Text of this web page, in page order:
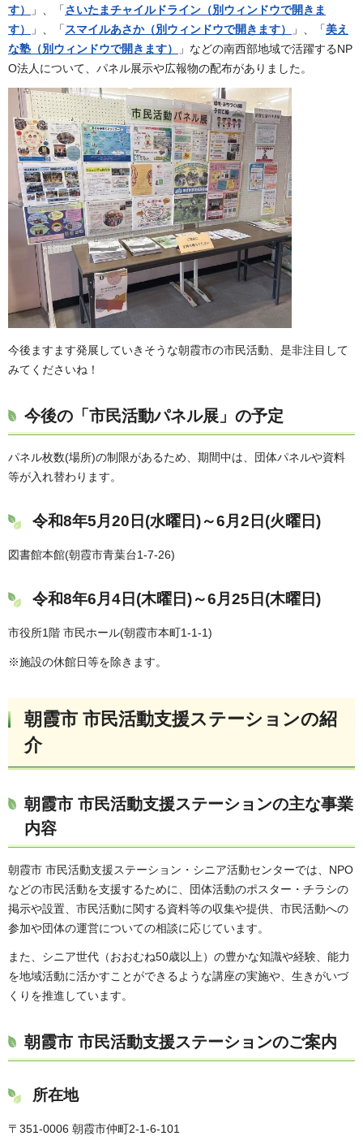
す）
」、「さいたまチャイルドライン（別ウィンドウで開きま
す）
」、「スマイルあさか（別ウィンドウで開きます） 」、「美え
な塾（別ウィンドウで開きます）
」などの南西部地域で活躍するNP
O法人について、パネル展示や広報物の配布がありました。
今後ますます発展していきそうな朝霞市の市民活動、是非注目して
みてくださいね！
今後の「市民活動パネル展」の予定
パネル枚数(場所)の制限があるため、期間中は、団体パネルや資料
等が入れ替わります。
令和8年5月20日(水曜日)～6月2日(火曜日)
図書館本館(朝霞市青葉台1-7-26)
令和8年6月4日(木曜日)～6月25日(木曜日)
市役所1階 市民ホール(朝霞市本町1-1-1)
※施設の休館日等を除きます。
朝霞市 市民活動支援ステーションの紹
介
朝霞市 市民活動支援ステーションの主な事業
内容
朝霞市 市民活動支援ステーション・シニア活動センターでは、NPO
などの市民活動を支援するために、団体活動のポスター・チラシの
掲示や設置、市民活動に関する資料等の収集や提供、市民活動への
参加や団体の運営についての相談に応じています。
また、シニア世代（おおむね50歳以上）の豊かな知識や経験、能力
を地域活動に活かすことができるような講座の実施や、生きがいづ
くりを推進しています。
朝霞市 市民活動支援ステーションのご案内
所在地
〒351-0006 朝霞市仲町2-1-6-101